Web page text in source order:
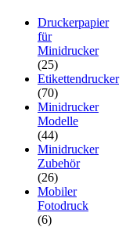
Druckerpapier
für
Minidrucker
(25)
Etikettendrucker
(70)
Minidrucker
Modelle
(44)
Minidrucker
Zubehör
(26)
Mobiler
Fotodruck
(6)